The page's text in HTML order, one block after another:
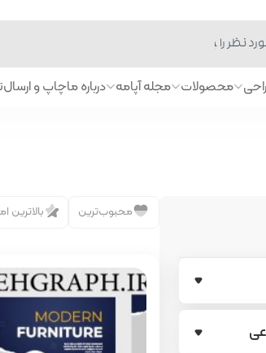
محصولات مجله آپامه درباره ماچاپ و ارسال
محبوب‌ترین بالاترین